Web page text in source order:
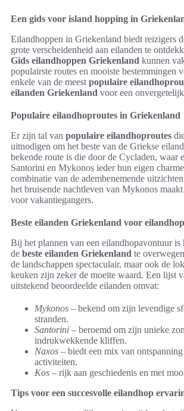
Een gids voor island hopping in
Eilandhoppen in Griekenland biedt reizigers
grote verscheidenheid aan eilanden te
Gids eilandhoppen Griekenland kunnen
populairste routes en mooiste bestemmingen
enkele van de meest populaire
eilanden Griekenland voor een
Populaire eilandhoproutes in Griekenland
Er zijn tal van populaire eilandhoproutes
uitnodigen om het beste van de Griekse
bekende route is die door de Cycladen, waar
Santorini en Mykonos ieder hun eigen
combinatie van de adembenemende
het bruisende nachtleven van Mykonos
voor vakantiegangers.
Beste eilanden Griekenland voor
Bij het plannen van een eilandhopavontuur
de beste eilanden Griekenland te
de landschappen spectaculair, maar ook de
keuken zijn zeker de moeite waard. Een lijst
uitstekend beoordeelde eilanden omvat:
Mykonos – bekend om zijn levendige
stranden.
Santorini – beroemd om zijn unieke
indrukwekkende kliffen.
Naxos – biedt een mix van
activiteiten.
Kos – rijk aan geschiedenis en met
Tips voor een succesvolle eilandhop